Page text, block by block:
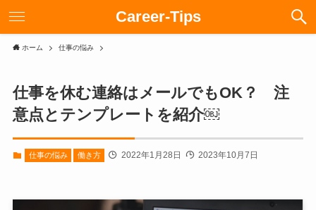
Career-Tips
ホーム 仕事の悩み
仕事を休む連絡はメールでもOK？ 注
意点とテンプレートを紹介￼
仕事の悩み 働き方 2022年1月28日 2023年10月7日